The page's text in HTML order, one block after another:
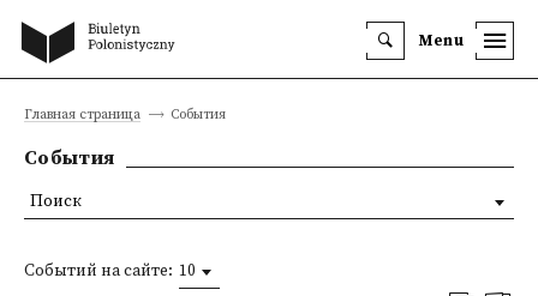
Menu
Главная страница События
События
Событий на сайте: 10
Поиск